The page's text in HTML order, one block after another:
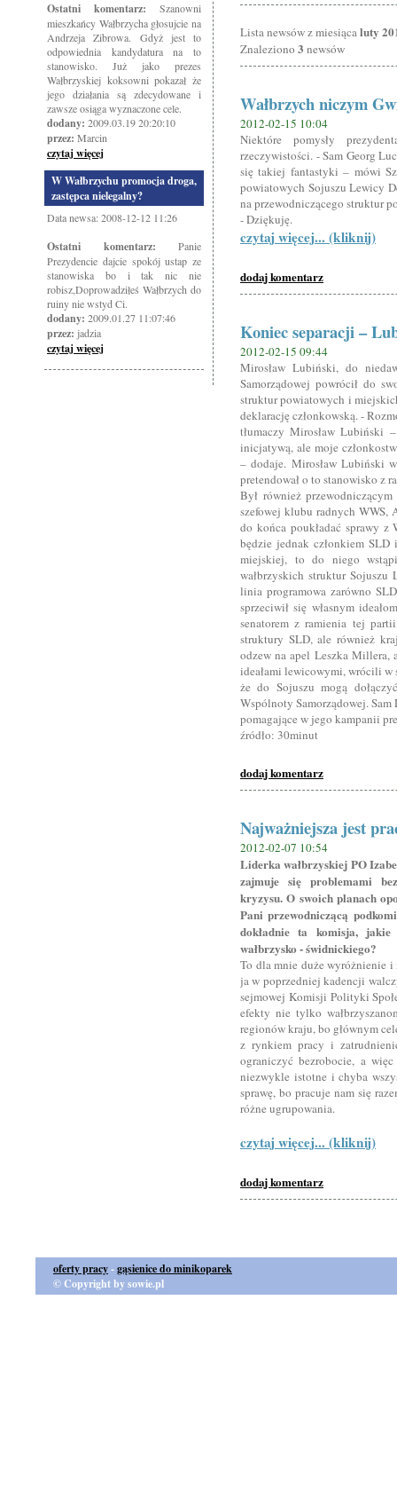
Ostatni komentarz: Szanowni
mieszkańcy Wałbrzycha głosujcie na
Andrzeja Zibrowa. Gdyż jest to
odpowiednia kandydatura na to
stanowisko. Już jako prezes
Wałbrzyskiej koksowni pokazał że
jego działania są zdecydowane i
zawsze osiąga wyznaczone cele.
dodany: 2009.03.19 20:20:10
przez: Marcin
czytaj więcej
W Wałbrzychu promocja droga,
zastępca nielegalny?
Data newsa: 2008-12-12 11:26
Ostatni komentarz: Panie
Prezydencie dajcie spokój ustap ze
stanowiska bo i tak nic nie
robisz,Doprowadziłeś Wałbrzych do
ruiny nie wstyd Ci.
dodany: 2009.01.27 11:07:46
przez: jadzia
czytaj więcej
Lista newsów z miesiącaluty
Znaleziono 3 newsów
Wałbrzych niczym
2012-02-15 10:04
Niektóre pomysły
rzeczywistości. - Sam Georg
się takiej fantastyki – mówi
powiatowych Sojuszu Lewicy
na przewodniczącego struktur
- Dziękuję.
czytaj więcej... (kliknij)
dodaj komentarz
Koniec separacji –
2012-02-15 09:44
Mirosław Lubiński, do
Samorządowej powrócił do
struktur powiatowych i
deklarację członkowską. -
tłumaczy Mirosław Lubiński
inicjatywą, ale moje
– dodaje. Mirosław Lubiński
pretendował o to stanowisko z
Był również
szefowej klubu radnych
do końca poukładać sprawy z
będzie jednak członkiem
miejskiej, to do niego
wałbrzyskich struktur Sojuszu
linia programowa zarówno
sprzeciwił się własnym
senatorem z ramienia tej
struktury SLD, ale również
odzew na apel Leszka
ideałami lewicowymi, wrócili
że do Sojuszu mogą
Wspólnoty Samorządowej.
pomagające w jego kampanii
źródło: 30minut
dodaj komentarz
Najważniejsza jest
2012-02-07 10:54
Liderka wałbrzyskiej PO
zajmuje się problemami
kryzysu. O swoich planach
Pani przewodniczącą
dokładnie ta komisja,
wałbrzysko - świdnickiego?
To dla mnie duże wyróżnienie i
ja w poprzedniej kadencji
sejmowej Komisji Polityki
efekty nie tylko
regionów kraju, bo głównym
z rynkiem pracy i
ograniczyć bezrobocie, a
niezwykle istotne i chyba
sprawę, bo pracuje nam się
różne ugrupowania.
czytaj więcej... (kliknij)
dodaj komentarz
oferty pracy-gąsienice do minikoparek
© Copyright by sowie.pl